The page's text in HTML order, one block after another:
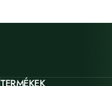
TERMÉKEK